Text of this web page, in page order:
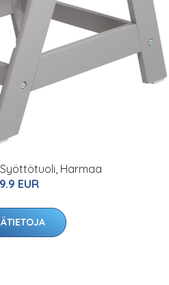
Syöttötuoli, Harmaa
EUR